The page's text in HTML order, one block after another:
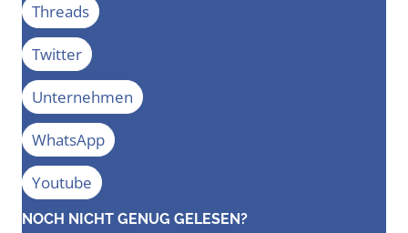
Threads
Twitter
Unternehmen
WhatsApp
Youtube
NOCH NICHT GENUG GELESEN?